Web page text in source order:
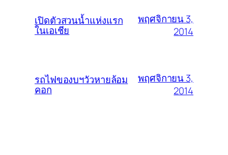
เปิดตัวสวนน้ำแห่งแรก
ในเอเชีย
พฤศจิกายน 3,
2014
รถไฟของบฯวัวหายล้อม
คอก
พฤศจิกายน 3,
2014